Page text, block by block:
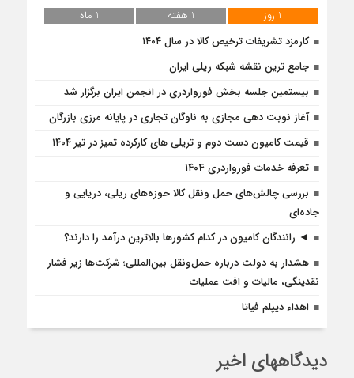
1 روز 1 هفته
1 ماه
کارمزد تشریفات ترخیص کالا در سال ۱۴۰۴
جامع ترین نقشه شبکه ریلی ایران
بیستمین جلسه بخش فورواردری در انجمن ایران برگزار شد
آغاز نوبت دهی مجازی به ناوگان تجاری در پایانه مرزی بازرگان
قیمت کامیون دست دوم و تریلی‌ های کارکرده تمیز در تیر ۱۴۰۴
تعرفه خدمات فورواردری ۱۴۰4
بررسی چالش‌های حمل ونقل کالا حوزه‌های ریلی، دریایی و
جاده‌ای
◄ رانندگان کامیون در کدام کشورها بالاترین درآمد را دارند؟
هشدار به دولت درباره حمل‌ونقل بین‌المللی؛ شرکت‌ها زیر فشار
نقدینگی، مالیات و افت عملیات
اهداء دیپلم فیاتا
دیدگاههای اخیر